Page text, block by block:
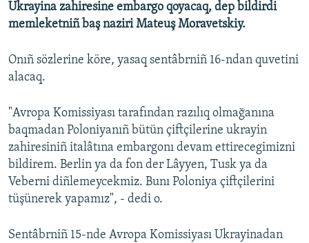
RFE/RS bütün saytları
Ukrayina zahiresine embargo qoyacaq, dep bildirdi
memleketniñ baş naziri Mateuş Moravetskiy.
Onıñ sözlerine köre, yasaq sentâbrniñ 16-ndan quvetini
alacaq.
"Avropa Komissiyası tarafından razılıq olmağanına
baqmadan Poloniyanıñ bütün çiftçilerine ukrayin
zahiresiniñ italâtına embargonı devam ettirecegimizni
bildirem. Berlin ya da fon der Lâyyen, Tusk ya da
Veberni diñlemeycekmiz. Bunı Poloniya çiftçilerini
tüşünerek yapamız", - dedi o.
Sentâbrniñ 15-nde Avropa Komissiyası Ukrayinadan